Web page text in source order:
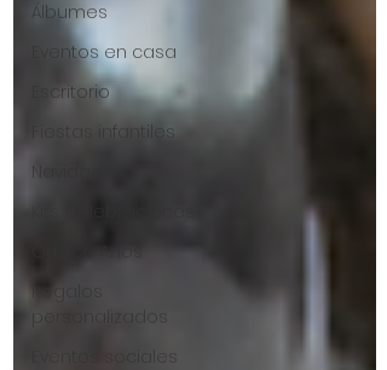
Álbumes
Eventos en casa
Escritorio
Fiestas infantiles
Navidad
Quince Años
Regalos
personalizados
Eventos sociales